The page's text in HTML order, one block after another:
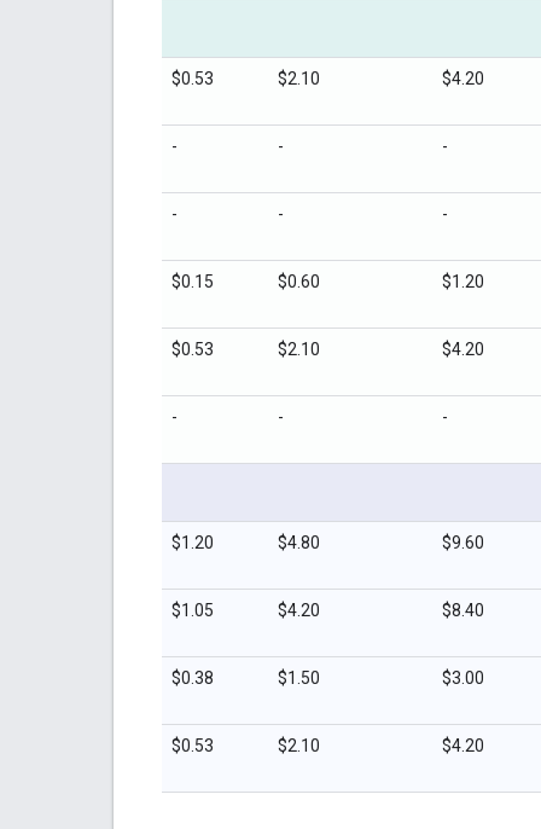
$4.20
$2.10
$0.53
-
-
-
-
-
-
$1.20
$0.60
$0.15
$4.20
$2.10
$0.53
-
-
-
$9.60
$4.80
$1.20
$8.40
$4.20
$1.05
$3.00
$1.50
$0.38
$4.20
$2.10
$0.53